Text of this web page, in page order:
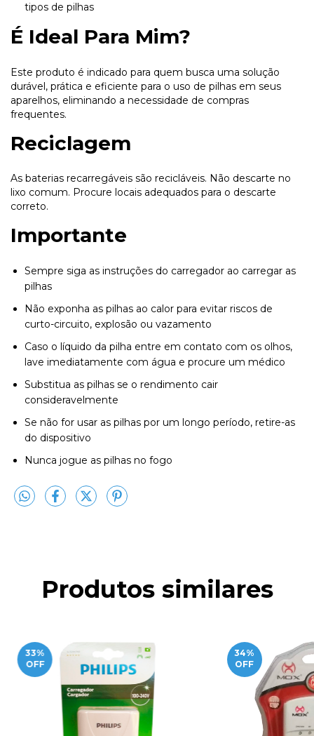
tipos de pilhas
É Ideal Para Mim?
Este produto é indicado para quem busca uma solução
durável, prática e eficiente para o uso de pilhas em seus
aparelhos, eliminando a necessidade de compras
frequentes.
Reciclagem
As baterias recarregáveis são recicláveis. Não descarte no
lixo comum. Procure locais adequados para o descarte
correto.
Importante
Sempre siga as instruções do carregador ao carregar as
pilhas
Não exponha as pilhas ao calor para evitar riscos de
curto-circuito, explosão ou vazamento
Caso o líquido da pilha entre em contato com os olhos,
lave imediatamente com água e procure um médico
Substitua as pilhas se o rendimento cair
consideravelmente
Se não for usar as pilhas por um longo período, retire-as
do dispositivo
Nunca jogue as pilhas no fogo
Produtos similares
33%
OFF
34%
OFF